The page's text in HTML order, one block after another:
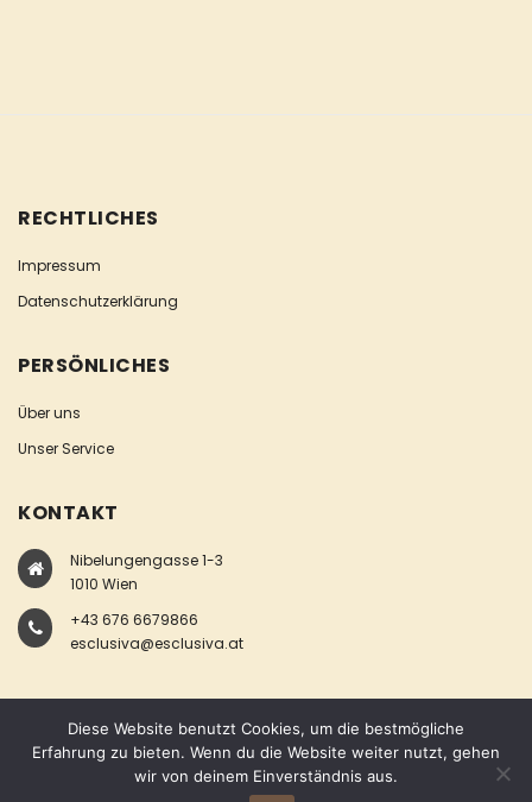
RECHTLICHES
Impressum
Datenschutzerklärung
PERSÖNLICHES
Über uns
Unser Service
KONTAKT
Nibelungengasse 1-3
1010 Wien
+43 676 6679866
esclusiva@esclusiva.at
COPYRIGHT © ESCLUSIVA
Diese Website benutzt Cookies, um die bestmögliche
Erfahrung zu bieten. Wenn du die Website weiter nutzt, gehen
wir von deinem Einverständnis aus.